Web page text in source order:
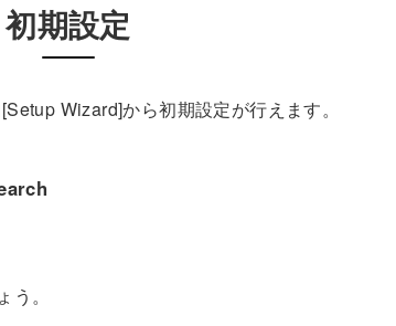
初期設定
Wizard]から初期設定が行えます。
。